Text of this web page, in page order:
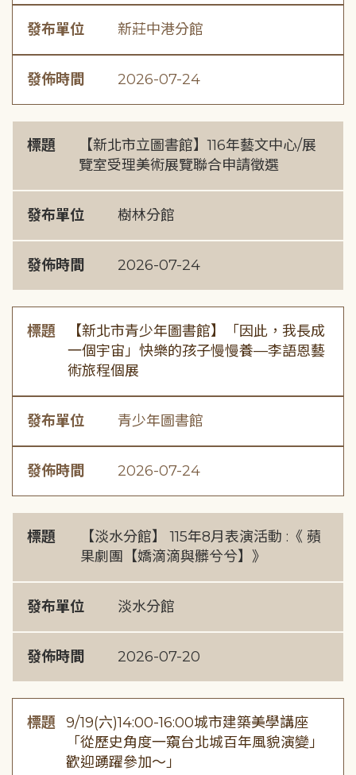
發布單位 新莊中港分館
發佈時間 2026-07-24
標題
【新北市立圖書館】116年藝文中心/展
覽室受理美術展覽聯合申請徵選
發布單位 樹林分館
發佈時間 2026-07-24
標題
【新北市青少年圖書館】「因此，我長成
一個宇宙」快樂的孩子慢慢養—李語恩藝
術旅程個展
發布單位 青少年圖書館
發佈時間 2026-07-24
標題
【淡水分館】 115年8月表演活動 :《 蘋
果劇團【嬌滴滴與髒兮兮】》
發布單位 淡水分館
發佈時間 2026-07-20
標題 9/19(六)14:00-16:00城市建築美學講座
「從歷史角度一窺台北城百年風貌演變」
歡迎踴躍參加～」